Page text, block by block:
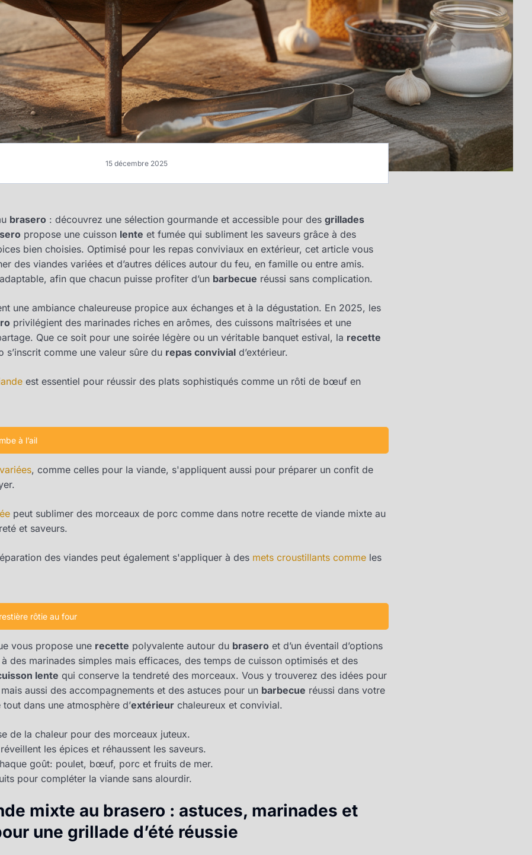
15 décembre 2025
brasero : découvrez une sélection gourmande et accessible pour des grillades
propose une cuisson lente et fumée qui subliment les saveurs grâce à des
bien choisies. Optimisé pour les repas conviviaux en extérieur, cet article vous
des viandes variées et d’autres délices autour du feu, en famille ou entre amis.
afin que chacun puisse profiter d’un barbecue réussi sans complication.
une ambiance chaleureuse propice aux échanges et à la dégustation. En 2025, les
privilégient des marinades riches en arômes, des cuissons maîtrisées et une
Que ce soit pour une soirée légère ou un véritable banquet estival, la recette
s’inscrit comme une valeur sûre du repas convivial d’extérieur.
est essentiel pour réussir des plats sophistiqués comme un rôti de bœuf en
à l’ail
, comme celles pour la viande, s'appliquent aussi pour préparer un confit de
peut sublimer des morceaux de porc comme dans notre recette de viande mixte au
et saveurs.
des viandes peut également s'appliquer à des mets croustillants comme les
rôtie au four
vous propose une recette polyvalente autour du brasero et d’un éventail d’options
des marinades simples mais efficaces, des temps de cuisson optimisés et des
lente qui conserve la tendreté des morceaux. Vous y trouverez des idées pour
aussi des accompagnements et des astuces pour un barbecue réussi dans votre
dans une atmosphère d’extérieur chaleureux et convivial.
de la chaleur pour des morceaux juteux.
les épices et réhaussent les saveurs.
goût: poulet, bœuf, porc et fruits de mer.
pour compléter la viande sans alourdir.
mixte au brasero : astuces, marinades et
une grillade d’été réussie